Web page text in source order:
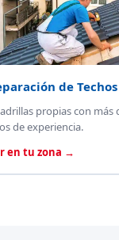
de Techos
propias con más
de experiencia.
en tu zona →